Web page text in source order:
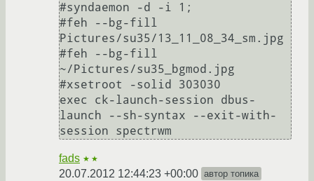
#syndaemon -d -i 1;
#feh --bg-fill
Pictures/su35/13_11_08_34_sm.jpg
#feh --bg-fill
~/Pictures/su35_bgmod.jpg
#xsetroot -solid 303030
exec ck-launch-session dbus-
launch --sh-syntax --exit-with-
session spectrwm
fads ★★
20.07.2012 12:44:23 +00:00 автор топика